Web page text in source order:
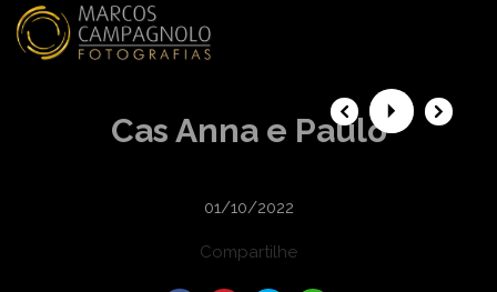
Cas Anna e Paulo
01/10/2022
Compartilhe